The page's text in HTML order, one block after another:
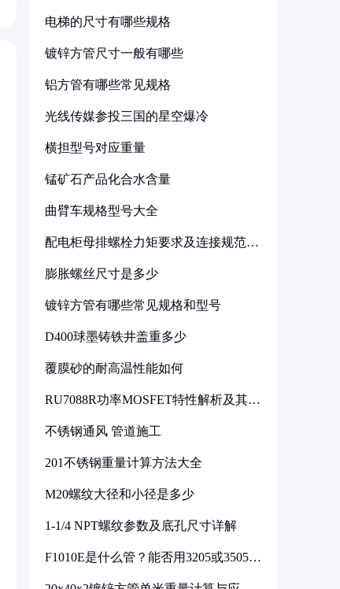
电梯的尺寸有哪些规格
镀锌方管尺寸一般有哪些
铝方管有哪些常见规格
光线传媒参投三国的星空爆冷
横担型号对应重量
锰矿石产品化合水含量
曲臂车规格型号大全
配电柜母排螺栓力矩要求及连接规范详
膨胀螺丝尺寸是多少
镀锌方管有哪些常见规格和型号
D400球墨铸铁井盖重多少
覆膜砂的耐高温性能如何
RU7088R功率MOSFET特性解析及其在
不锈钢通风 管道施工
201不锈钢重量计算方法大全
M20螺纹大径和小径是多少
1-1/4 NPT螺纹参数及底孔尺寸详解
F1010E是什么管？能否用3205或3505代